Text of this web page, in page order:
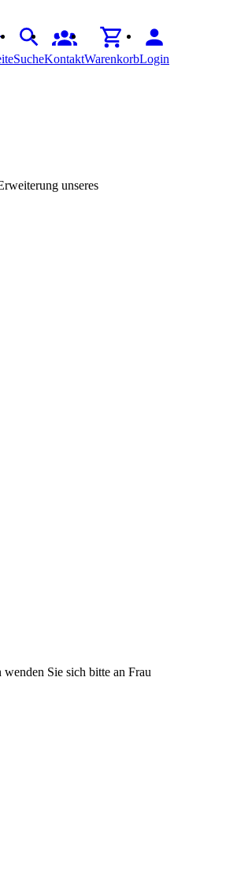
SucheKontaktWarenkorbLogin
unseres
Sie sich bitte an Frau